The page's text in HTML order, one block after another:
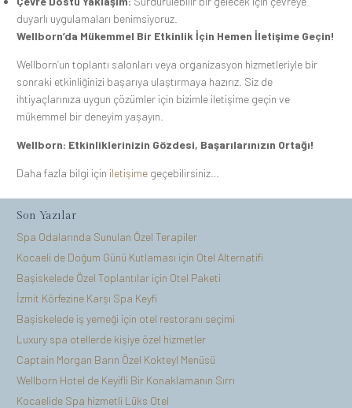
duyarlı uygulamaları benimsiyoruz.
Wellborn’da Mükemmel Bir Etkinlik İçin Hemen İletişime Geçin!
Wellborn’un toplantı salonları veya organizasyon hizmetleriyle bir
sonraki etkinliğinizi başarıya ulaştırmaya hazırız. Siz de
ihtiyaçlarınıza uygun çözümler için bizimle iletişime geçin ve
mükemmel bir deneyim yaşayın.
Wellborn: Etkinliklerinizin Gözdesi, Başarılarınızın Ortağı!
Daha fazla bilgi için iletişime geçebilirsiniz…
Son Yazılar
Spa Odalarında Sunulan Özel Terapiler
Kocaeli de Doğum Günü Kutlaması için Otel Alternatifi
Başiskelede Özel Toplantılar için Otel Paketi
İzmit Körfezine Karşı Spa Keyfi
Başiskelede iş yemeği için otel restoranı seçimi
Luxury spa otellerde kişiye özel hizmetler
Captain Morgan Barın Özel Kokteyl Menüsü
Wellborn Hotel de Keyifli Bir Konaklamanın Sırrı
Kocaelide Spa hizmetli Lüks Otel